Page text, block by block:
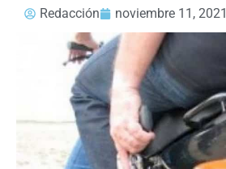
Redacción
noviembre 11, 2021